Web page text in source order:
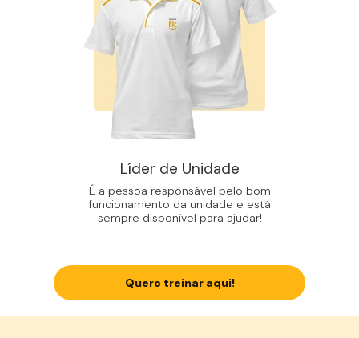
Líder de Unidade
É a pessoa responsável pelo bom
funcionamento da unidade e está
sempre disponível para ajudar!
Quero treinar aqui!